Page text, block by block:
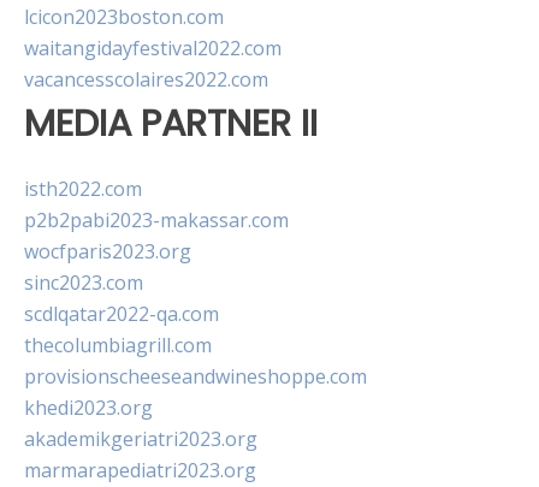
lcicon2023boston.com
waitangidayfestival2022.com
vacancesscolaires2022.com
MEDIA PARTNER II
isth2022.com
p2b2pabi2023-makassar.com
wocfparis2023.org
sinc2023.com
scdlqatar2022-qa.com
thecolumbiagrill.com
provisionscheeseandwineshoppe.com
khedi2023.org
akademikgeriatri2023.org
marmarapediatri2023.org